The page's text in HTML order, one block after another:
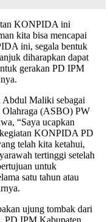
KONPIDA ini
kita bisa mencapai
ini, segala bentuk
diharapkan dapat
gerakan PD IPM
Abdul Maliki sebagai
Olahraga (ASBO) PW
“Saya ucapkan
kegiatan KONPIDA PD
telah kita ketahui,
tertinggi setelah
untuk
satu tahun atau
ujung tombak dari